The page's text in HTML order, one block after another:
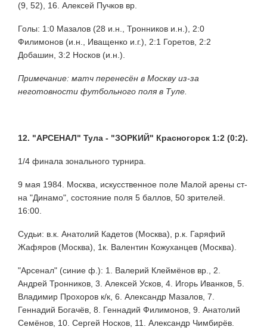
(9, 52), 16. Алексей Пучков вр.
Голы: 1:0 Мазалов (28 и.н., Тронников и.н.), 2:0
Филимонов (и.н., Иващенко и.г.), 2:1 Горетов, 2:2
Добашин, 3:2 Носков (и.н.).
Примечание: матч перенесён в Москву из-за
неготовности футбольного поля в Туле.
12. "АРСЕНАЛ" Тула - "ЗОРКИЙ" Красногорск 1:2 (0:2).
1/4 финала зонального турнира.
9 мая 1984. Москва, искусственное поле Малой арены ст-
на "Динамо", состояние поля 5 баллов, 50 зрителей.
16:00.
Судьи: в.к. Анатолий Кадетов (Москва), р.к. Гаряфий
Жафяров (Москва), 1к. Валентин Кожуханцев (Москва).
"Арсенал" (синие ф.): 1. Валерий Клеймёнов вр., 2.
Андрей Тронников, 3. Алексей Усков, 4. Игорь Иванков, 5.
Владимир Прохоров к/к, 6. Александр Мазалов, 7.
Геннадий Богачёв, 8. Геннадий Филимонов, 9. Анатолий
Семёнов, 10. Сергей Носков, 11. Александр Чимбирёв.